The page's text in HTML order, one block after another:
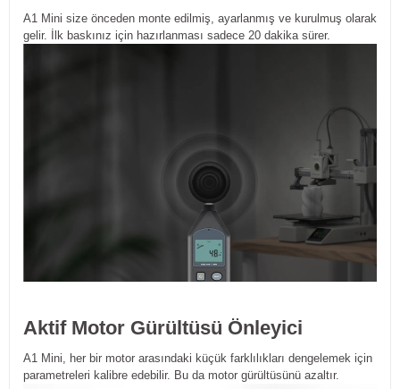
A1 Mini size önceden monte edilmiş, ayarlanmış ve kurulmuş olarak
gelir. İlk baskınız için hazırlanması sadece 20 dakika sürer.
Aktif Motor Gürültüsü Önleyici
A1 Mini, her bir motor arasındaki küçük farklılıkları dengelemek için
parametreleri kalibre edebilir. Bu da motor gürültüsünü azaltır.